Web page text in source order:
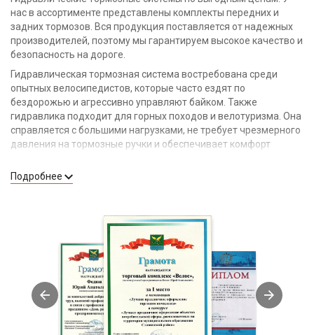
нас в ассортименте представлены комплекты передних и
задних тормозов. Вся продукция поставляется от надежных
производителей, поэтому мы гарантируем высокое качество и
безопасность на дороге.
Гидравлическая тормозная система востребована среди
опытных велосипедистов, которые часто ездят по
бездорожью и агрессивно управляют байком. Также
гидравлика подходит для горных походов и велотуризма. Она
справляется с большими нагрузками, не требует чрезмерного
давления на тормозные ручки и обеспечивает комфорт
Высокая точность торможения и скорость реакции.
Надежность в разы выше, чем у механических дисковых
тормозов.
Выносливость при перемещении.
Минимальная вероятность разрыва тормозных тросов.
Как заказать тормозную систему у наc
Подробнее